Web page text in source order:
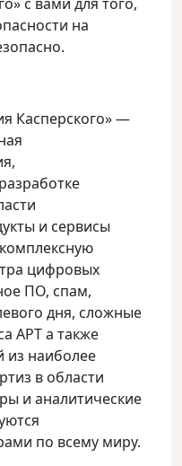
на
Касперского» —
и сервисы
цифровых
ПО, спам,
дня, сложные
APT а также
из наиболее
в области
и аналитические
по всему миру.